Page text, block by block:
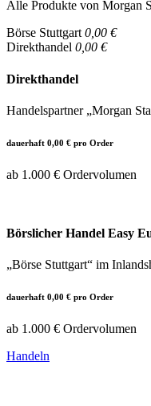
Alle Produkte von Morgan
Börse Stuttgart 0,00 €
Direkthandel 0,00 €
Direkthandel
Handelspartner „Morgan
dauerhaft 0,00 € pro Order
ab 1.000 € Ordervolumen
Börslicher Handel Easy
„Börse Stuttgart“ im
dauerhaft 0,00 € pro Order
ab 1.000 € Ordervolumen
Handeln